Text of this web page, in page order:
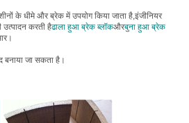
के धीमे और ब्रेक में उपयोग किया जाता है,इंजीनियर
उत्पादन करती हैढाला हुआ ब्रेक ब्लॉकऔरबुना हुआ ब्रेक
जा सकता है।